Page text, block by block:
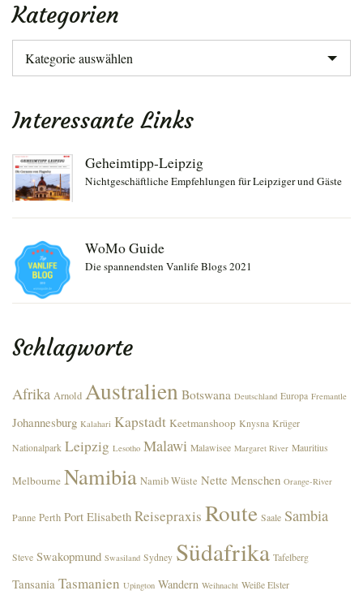
Kategorien
Kategorien
Interessante Links
Geheimtipp-Leipzig
Nichtgeschäftliche Empfehlungen für Leipziger und Gäste
WoMo Guide
Die spannendsten Vanlife Blogs 2021
Schlagworte
Afrika Arnold Australien Botswana Deutschland Europa Fremantle
Johannesburg Kalahari Kapstadt Keetmanshoop Knysna Krüger
Nationalpark Leipzig Lesotho Malawi Malawisee Margaret River Mauritius
Melbourne Namibia Namib Wüste Nette Menschen Orange-River
Panne Perth Port Elisabeth Reisepraxis Route Saale Sambia
Steve Swakopmund Swasiland Sydney Südafrika Tafelberg
Tansania Tasmanien Upington Wandern Weihnacht Weiße Elster